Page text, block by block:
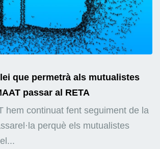
que permetrà als mutualistes
passar al RETA
hem continuat fent seguiment de la
perquè els mutualistes